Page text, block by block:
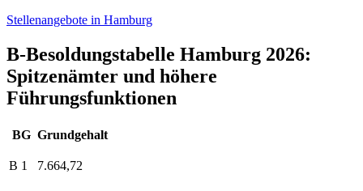
Stellenangebote in Hamburg
B-Besoldungstabelle Hamburg 2026:
Spitzenämter und höhere
Führungsfunktionen
BG Grundgehalt
B 1 7.664,72